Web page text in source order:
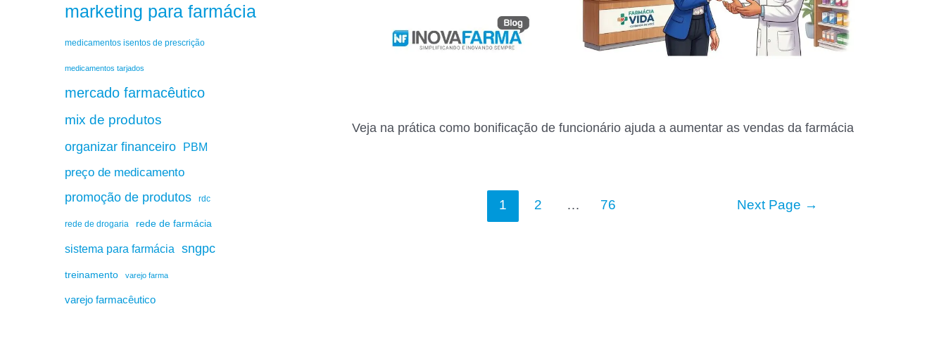
marketing para farmácia
medicamentos isentos de prescrição
medicamentos tarjados
mercado farmacêutico
mix de produtos
organizar financeiro
PBM
preço de medicamento
promoção de produtos rdc
rede de drogaria rede de farmácia
sistema para farmácia sngpc
treinamento varejo farma
varejo farmacêutico
Veja na prática como bonificação de funcionário ajuda a aumentar as vendas da farmácia
1 2 … 76 Next Page →